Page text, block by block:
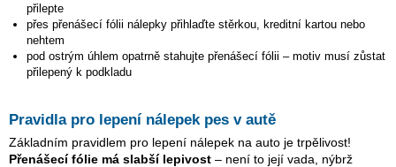
přilepte
přes přenášecí fólii nálepky přihlaďte stěrkou, kreditní kartou nebo
nehtem
pod ostrým úhlem opatrně stahujte přenášecí fólii – motiv musí zůstat
přilepený k podkladu
Pravidla pro lepení nálepek pes v autě
Základním pravidlem pro lepení nálepek na auto je trpělivost!
Přenášecí fólie má slabší lepivost – není to její vada, nýbrž